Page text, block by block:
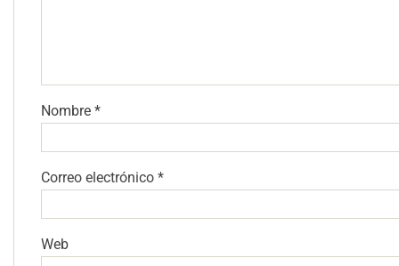
Nombre *
Correo electrónico *
Web